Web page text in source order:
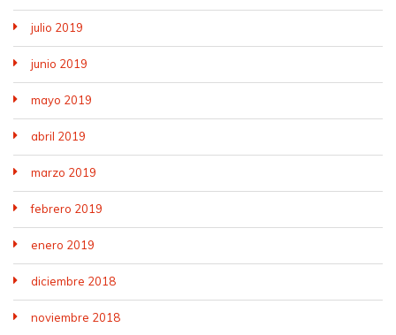
julio 2019
junio 2019
mayo 2019
abril 2019
marzo 2019
febrero 2019
enero 2019
diciembre 2018
noviembre 2018